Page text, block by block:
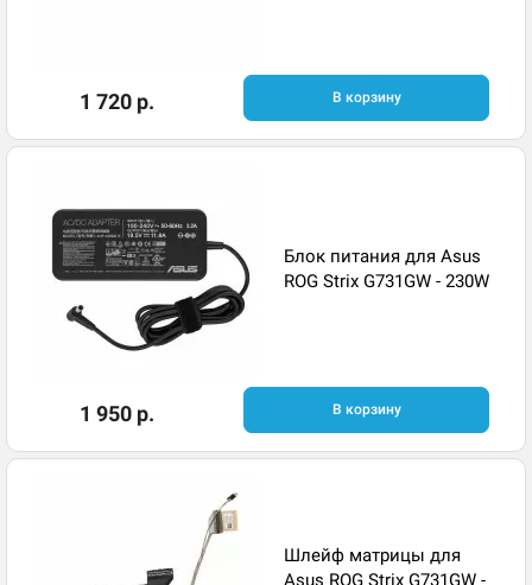
1 720 р. В корзину
Блок питания для Asus
ROG Strix G731GW - 230W
1 950 р. В корзину
Шлейф матрицы для
Asus ROG Strix G731GW -